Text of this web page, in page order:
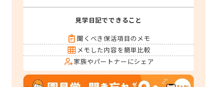
見学日記でできること
聞くべき保活項目のメモ
メモした内容を簡単比較
家族やパートナーにシェア